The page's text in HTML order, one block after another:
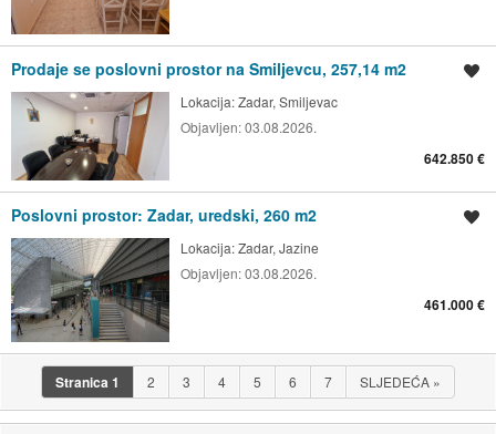
Prodaje se poslovni prostor na Smiljevcu, 257,14 m2
Lokacija:Zadar, Smiljevac
Objavljen:03.08.2026.
642.850 €
Poslovni prostor: Zadar, uredski, 260 m2
Lokacija:Zadar, Jazine
Objavljen:03.08.2026.
461.000 €
Stranica1 2 3 4 5 6 7 SLJEDEĆA »